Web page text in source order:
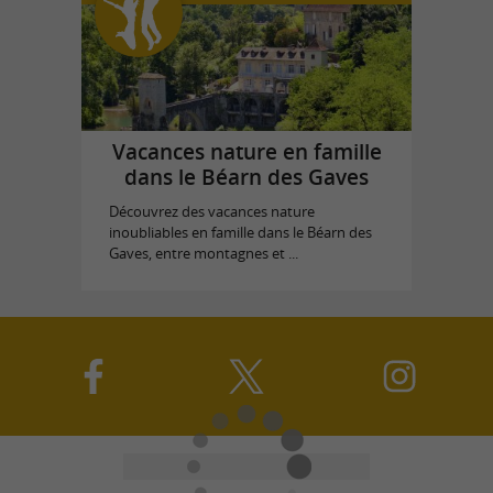
Vacances nature en famille
dans le Béarn des Gaves
Découvrez des vacances nature
inoubliables en famille dans le Béarn des
Gaves, entre montagnes et ...